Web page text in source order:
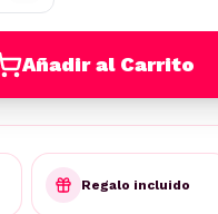
Añadir al Carrito
Regalo incluido